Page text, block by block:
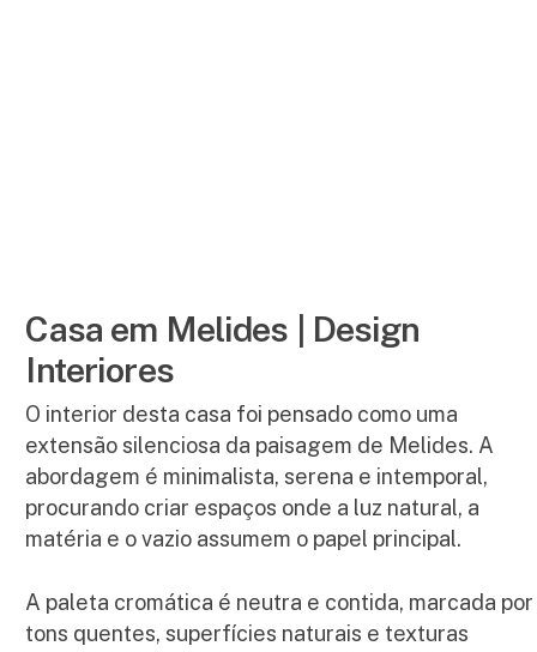
Casa em Melides | Design
Interiores
O interior desta casa foi pensado como uma
extensão silenciosa da paisagem de Melides. A
abordagem é minimalista, serena e intemporal,
procurando criar espaços onde a luz natural, a
matéria e o vazio assumem o papel principal.
A paleta cromática é neutra e contida, marcada por
tons quentes, superfícies naturais e texturas